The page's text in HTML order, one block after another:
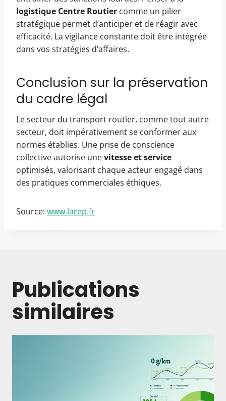
logistique Centre Routier comme un pilier
stratégique permet d’anticiper et de réagir avec
efficacité. La vigilance constante doit être intégrée
dans vos stratégies d’affaires.
Conclusion sur la préservation
du cadre légal
Le secteur du transport routier, comme tout autre
secteur, doit impérativement se conformer aux
normes établies. Une prise de conscience
collective autorise unevitesse et service
optimisés, valorisant chaque acteur engagé dans
des pratiques commerciales éthiques.
Source: www.larep.fr
Publications
similaires